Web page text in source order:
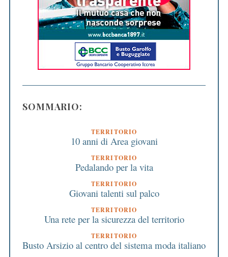
SOMMARIO:
TERRITORIO
10 anni di Area giovani
TERRITORIO
Pedalando per la vita
TERRITORIO
Giovani talenti sul palco
TERRITORIO
Una rete per la sicurezza del territorio
TERRITORIO
Busto Arsizio al centro del sistema moda italiano